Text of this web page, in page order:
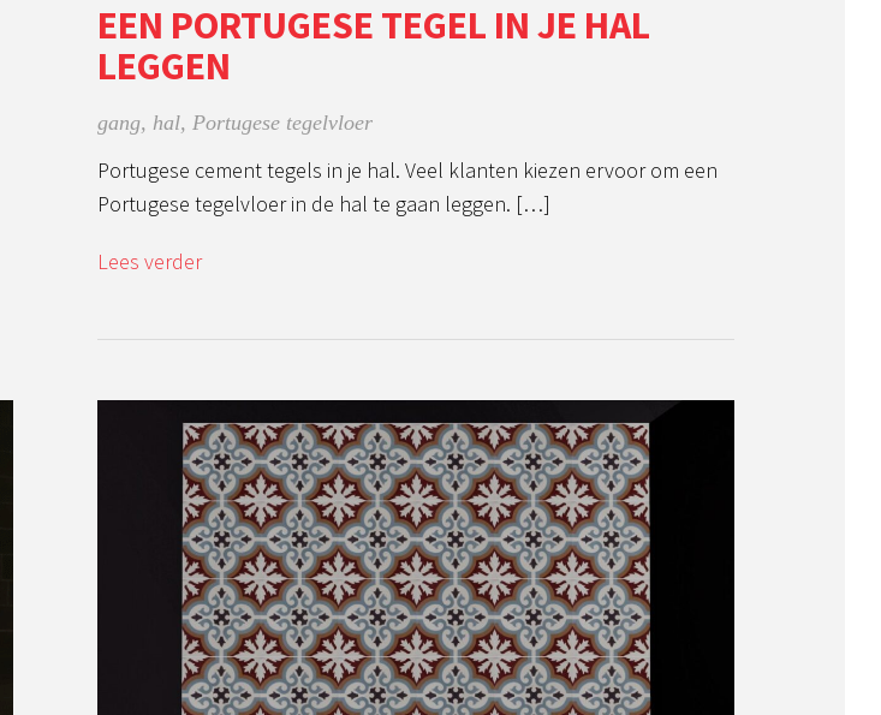
EEN PORTUGESE TEGEL IN JE HAL
LEGGEN
gang, hal, Portugese tegelvloer
Portugese cement tegels in je hal. Veel klanten kiezen ervoor om een
Portugese tegelvloer in de hal te gaan leggen. […]
Lees verder